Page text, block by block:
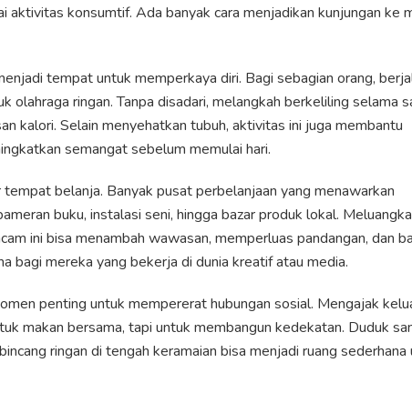
aktivitas konsumtif. Ada banyak cara menjadikan kunjungan ke
tempat untuk memperkaya diri. Bagi sebagian orang,
olahraga ringan. Tanpa disadari, melangkah berkeliling selama
kalori. Selain menyehatkan tubuh, aktivitas ini juga membantu
semangat sebelum memulai hari.
belanja. Banyak pusat perbelanjaan yang menawarkan
buku, instalasi seni, hingga bazar produk lokal.
ini bisa menambah wawasan, memperluas pandangan, dan
bagi mereka yang bekerja di dunia kreatif atau media.
penting untuk mempererat hubungan sosial. Mengajak
makan bersama, tapi untuk membangun kedekatan. Duduk
ringan di tengah keramaian bisa menjadi ruang sederhana